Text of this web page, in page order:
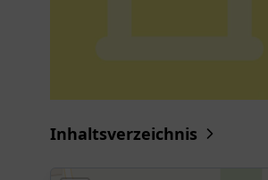
Inhaltsverzeichnis